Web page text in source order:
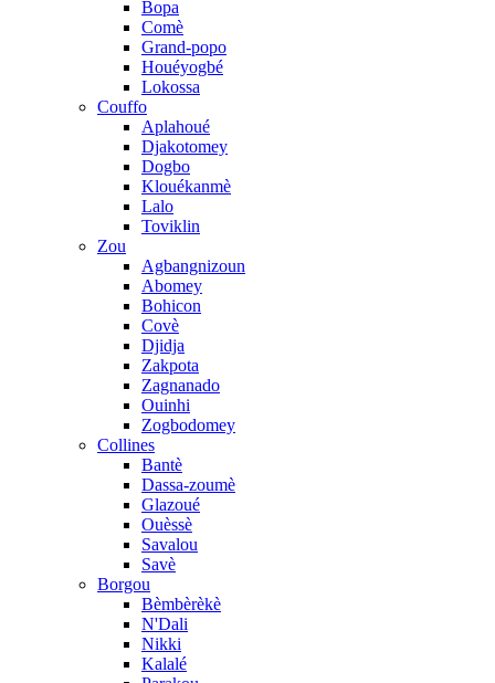
Bopa
Comè
Grand-popo
Houéyogbé
Lokossa
Couffo
Aplahoué
Djakotomey
Dogbo
Klouékanmè
Lalo
Toviklin
Zou
Agbangnizoun
Abomey
Bohicon
Covè
Djidja
Zakpota
Zagnanado
Ouinhi
Zogbodomey
Collines
Bantè
Dassa-zoumè
Glazoué
Ouèssè
Savalou
Savè
Borgou
Bèmbèrèkè
N'Dali
Nikki
Kalalé